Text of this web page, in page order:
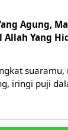
Agung,
Yang
suaramu,
iringi puji